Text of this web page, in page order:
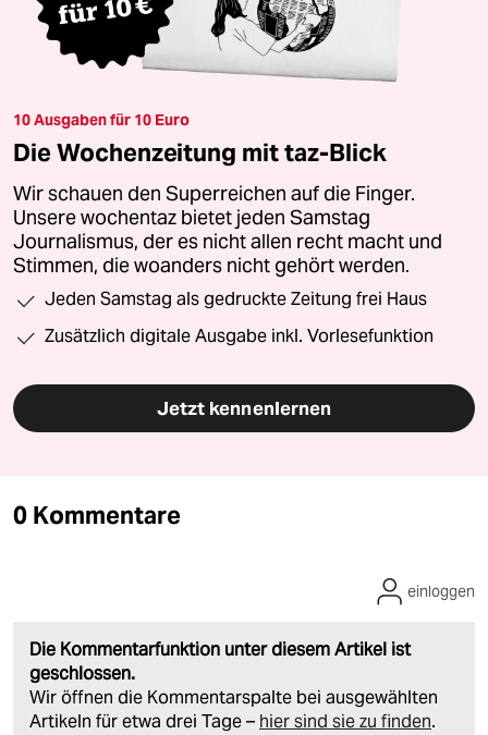
10 Ausgaben für 10 Euro
Die Wochenzeitung mit taz-Blick
Wir schauen den Superreichen auf die Finger.
Unsere wochentaz bietet jeden Samstag
Journalismus, der es nicht allen recht macht und
Stimmen, die woanders nicht gehört werden.
Jeden Samstag als gedruckte Zeitung frei Haus
Zusätzlich digitale Ausgabe inkl. Vorlesefunktion
Jetzt kennenlernen
0 Kommentare
Die Kommentarfunktion unter diesem Artikel ist
geschlossen.
Wir öffnen die Kommentarspalte bei ausgewählten
Artikeln für etwa drei Tage – hier sind sie zu finden.
einloggen